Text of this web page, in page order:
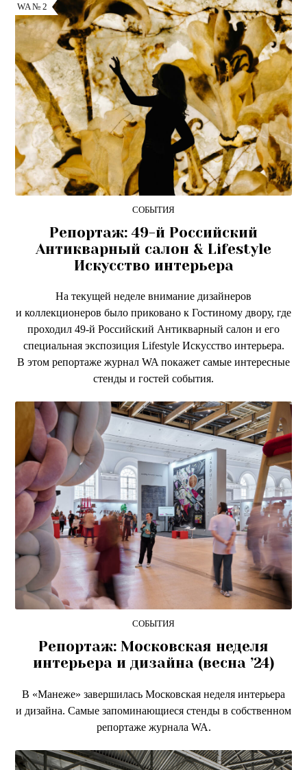
WA № 2
СОБЫТИЯ
Репортаж: 49-й Российский
Антикварный салон & Lifestyle
Искусство интерьера
На текущей неделе внимание дизайнеров
и коллекционеров было приковано к Гостиному двору, где
проходил 49-й Российский Антикварный салон и его
специальная экспозиция Lifestyle Искусство интерьера.
В этом репортаже журнал WA покажет самые интересные
стенды и гостей события.
СОБЫТИЯ
Репортаж: Московская неделя
интерьера и дизайна (весна ’24)
В «Манеже» завершилась Московская неделя интерьера
и дизайна. Самые запоминающиеся стенды в собственном
репортаже журнала WA.